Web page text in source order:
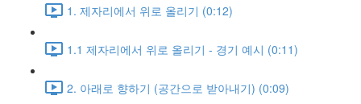
1. 제자리에서 위로 올리기 (0:12)
1.1 제자리에서 위로 올리기 - 경기 예시 (0:11)
2. 아래로 향하기 (공간으로 받아내기) (0:09)